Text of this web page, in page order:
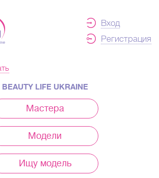
Вход
Регистрация
BEAUTY LIFE UKRAINE
Мастера
Модели
Ищу модель